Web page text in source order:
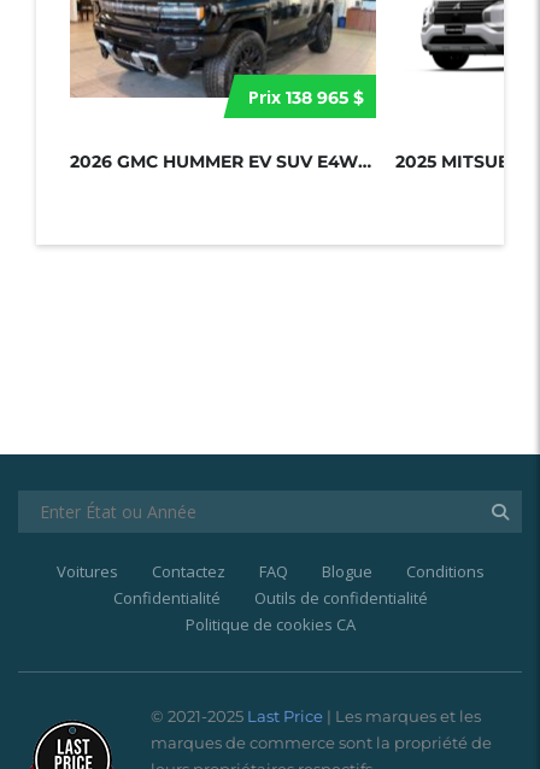
Prix 138 965 $
2026 GMC HUMMER EV SUV E4WD 4DR 2X...
Voitures Contactez FAQ Blogue
Conditions
Confidentialité
Outils de confidentialité
Politique de cookies CA
© 2021-2025 Last Price | Les marques et les
marques de commerce sont la propriété de